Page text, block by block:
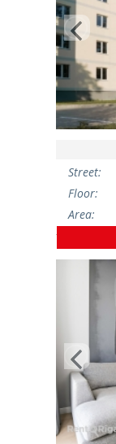
Street:
Floor:
Area: